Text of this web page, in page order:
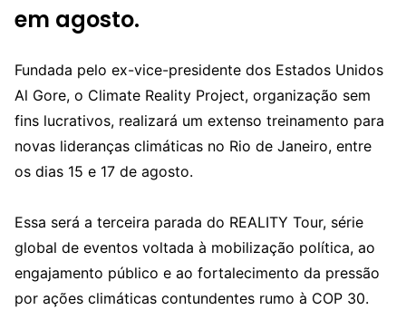
em agosto.
Fundada pelo ex-vice-presidente dos Estados Unidos
Al Gore, o Climate Reality Project, organização sem
fins lucrativos, realizará um extenso treinamento para
novas lideranças climáticas no Rio de Janeiro, entre
os dias 15 e 17 de agosto.
Essa será a terceira parada do REALITY Tour, série
global de eventos voltada à mobilização política, ao
engajamento público e ao fortalecimento da pressão
por ações climáticas contundentes rumo à COP 30.